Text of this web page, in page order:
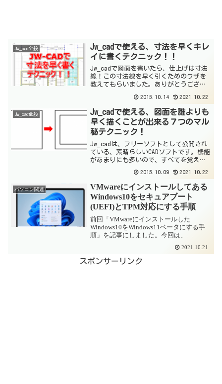
Jw_cad全般
Jw_cadで使える、寸法を早くキレ
イに書くテクニック！！
Jw_cadで図面を書いたら、仕上げは寸法
線！この寸法線を早く引くためのワザを
教えてもらいました。ありがとうござい
クを動画にしました寸法を早くキレイに
書くテクニックを動画にしました。よか
ったら見て下さい。...
2015.10.14 2021.10.22
Jw_cad全般
Jw_cadで使える、図面を誰よりも
早く描くことが出来る７つのマル
秘テクニック！
Jw_cadは、フリーソフトとして公開され
ている、素晴らしいCADソフトです。機能
があまりにも多いので、すべてを覚える
素早く図面を描くテクニックを教えても
らったのでメモしておきます。四角形な
ど、連続した線...
2015.10.09 2021.10.22
パソコン関連
VMwareにインストールしてある
Windows10をセキュアブート
(UEFI)とTPM対応にする手順
前回「VMwareにインストールした
Windows10をWindows11ベータにする手
順」を記事にしました。今回は、
を踏まえ、VMwareにインストールしてあ
るWindows10をWindows...
2021.10.21
スポンサーリンク